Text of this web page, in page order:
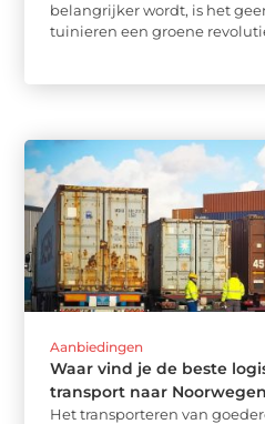
belangrijker wordt, is het
tuinieren een groene
Aanbiedingen
Waar vind je de beste
transport naar
Het transporteren van